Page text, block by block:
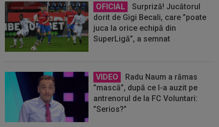
OFICIAL
Surpriză! Jucătorul
dorit de Gigi Becali, care ”poate
juca la orice echipă din
SuperLigă”, a semnat
VIDEO
Radu Naum a rămas
”mască”, după ce l-a auzit pe
antrenorul de la FC Voluntari:
”Serios?”